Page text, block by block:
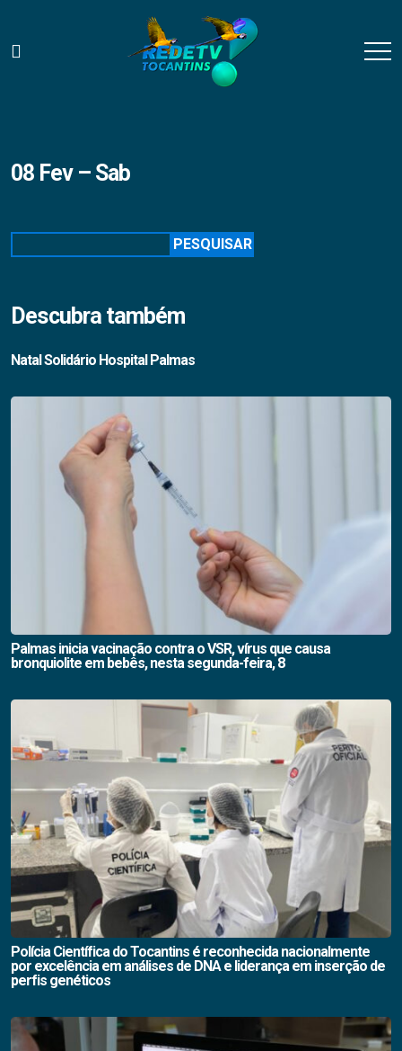
08 Fev – Sab
PESQUISAR
Descubra também
Natal Solidário Hospital Palmas
Palmas inicia vacinação contra o VSR, vírus que causa
bronquiolite em bebês, nesta segunda-feira, 8
Polícia Científica do Tocantins é reconhecida nacionalmente
por excelência em análises de DNA e liderança em inserção de
perfis genéticos